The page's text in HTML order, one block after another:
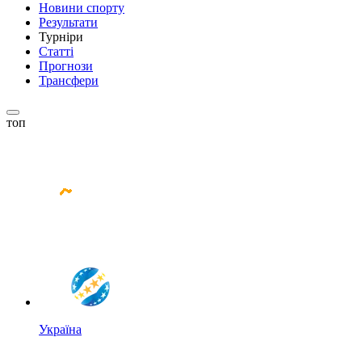
Новини спорту
Результати
Турніри
Статті
Прогнози
Трансфери
топ
Україна